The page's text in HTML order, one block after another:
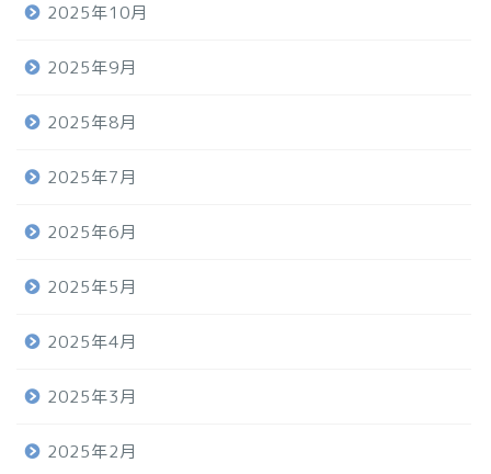
2025年10月
2025年9月
2025年8月
2025年7月
2025年6月
2025年5月
2025年4月
2025年3月
2025年2月